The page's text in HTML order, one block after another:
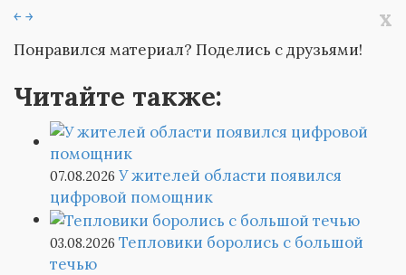
￩ ￫ x
Понравился материал? Поделись с друзьями!
Читайте также:
07.08.2026 У жителей области появился
цифровой помощник
03.08.2026 Тепловики боролись с большой
течью